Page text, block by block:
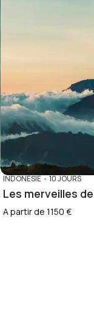
INDONÉSIE•10 JOURS
Les merveilles
A partir de 1150 €